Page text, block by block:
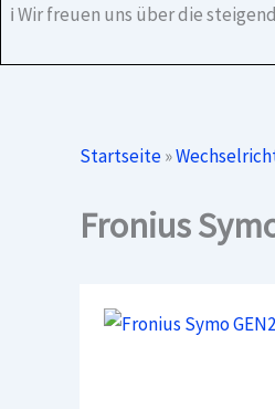
ℹ️ Wir freuen uns über die
Startseite»
Fronius